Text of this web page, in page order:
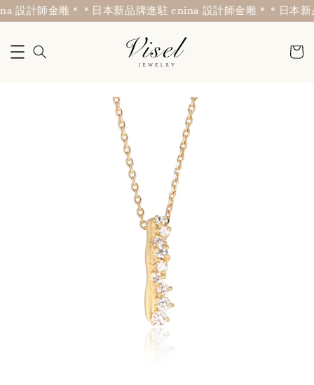
設計師金雕＊ ＊日本新品牌進駐 enina 設計師金雕＊ ＊日本新